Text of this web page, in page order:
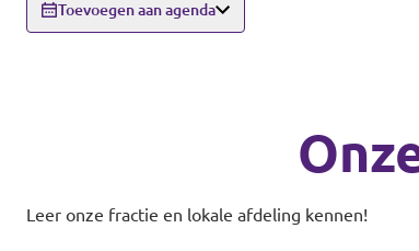
Toevoegen aan agenda
Leer onze fractie en lokale afdeling kennen!